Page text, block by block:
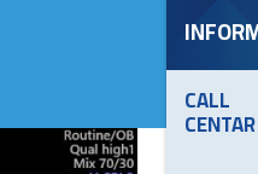
CALL
CENTAR